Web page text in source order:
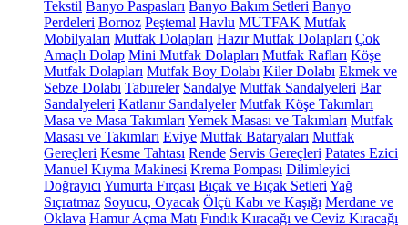
Tekstil Banyo Paspasları Banyo Bakım Setleri Banyo
Perdeleri Bornoz Peştemal Havlu MUTFAK Mutfak
Mobilyaları Mutfak Dolapları Hazır Mutfak Dolapları Çok
Amaçlı Dolap Mini Mutfak Dolapları Mutfak Rafları Köşe
Mutfak Dolapları Mutfak Boy Dolabı Kiler Dolabı Ekmek ve
Sebze Dolabı Tabureler Sandalye Mutfak Sandalyeleri Bar
Sandalyeleri Katlanır Sandalyeler Mutfak Köşe Takımları
Masa ve Masa Takımları Yemek Masası ve Takımları Mutfak
Masası ve Takımları Eviye Mutfak Bataryaları Mutfak
Gereçleri Kesme Tahtası Rende Servis Gereçleri Patates Ezici
Manuel Kıyma Makinesi Krema Pompası Dilimleyici
Doğrayıcı Yumurta Fırçası Bıçak ve Bıçak Setleri Yağ
Sıçratmaz Soyucu, Oyacak Ölçü Kabı ve Kaşığı Merdane ve
Oklava Hamur Açma Matı Fındık Kıracağı ve Ceviz Kıracağı